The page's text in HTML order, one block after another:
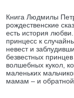
Книга Людмилы
рождественские
есть история
принцесс к
невест и
безвестных
волшебных кукол,
маленьких
мамам – и обратной